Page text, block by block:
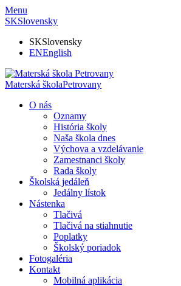
Menu
SKSlovensky
SKSlovensky
ENEnglish
Materská školaPetrovany
O nás
Oznamy
História školy
Naša škola dnes
Výchova a vzdelávanie
Zamestnanci školy
Rada školy
Školská jedáleň
Jedálny lístok
Nástenka
Tlačivá
Tlačivá na stiahnutie
Poplatky
Školský poriadok
Fotogaléria
Kontakt
Mobilná aplikácia